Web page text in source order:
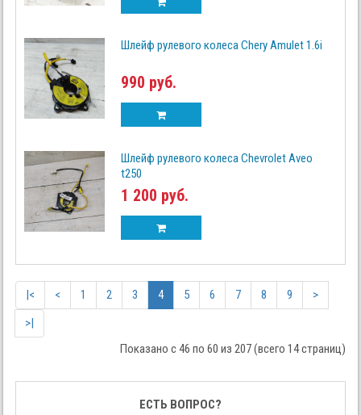
Шлейф рулевого колеса Chery Amulet 1.6i
990 руб.
Шлейф рулевого колеса Chevrolet Aveo
t250
1 200 руб.
|< < 1 2 3 4 5 6 7 8 9
>
>|
Показано с 46 по 60 из 207 (всего 14 страниц)
ЕСТЬ ВОПРОС?